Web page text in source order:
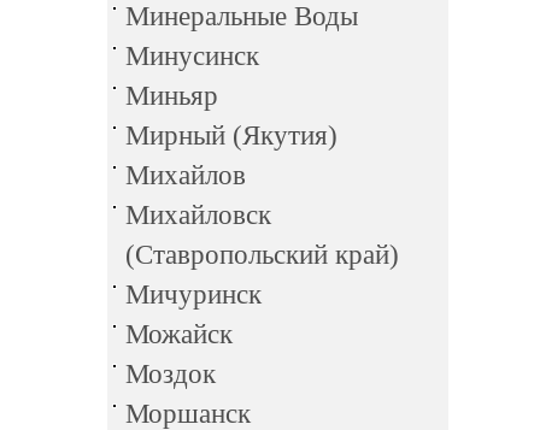
Минеральные Воды
Минусинск
Миньяр
Мирный (Якутия)
Михайлов
Михайловск
(Ставропольский край)
Мичуринск
Можайск
Моздок
Моршанск